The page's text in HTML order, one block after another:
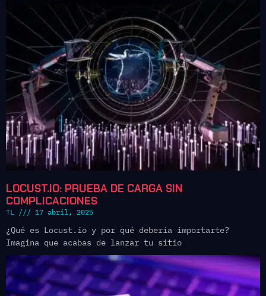
LOCUST.IO: PRUEBA DE CARGA SIN
COMPLICACIONES
TL 17 abril, 2025
¿Qué es Locust.io y por qué debería importarte?
Imagina que acabas de lanzar tu sitio